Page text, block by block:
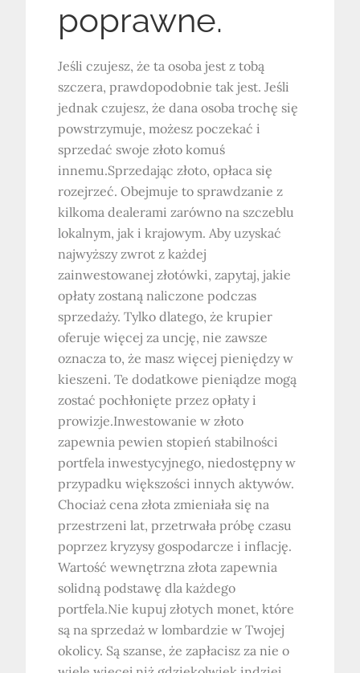
poprawne.
Jeśli czujesz, że ta osoba jest z tobą
szczera, prawdopodobnie tak jest. Jeśli
jednak czujesz, że dana osoba trochę się
powstrzymuje, możesz poczekać i
sprzedać swoje złoto komuś
innemu.Sprzedając złoto, opłaca się
rozejrzeć. Obejmuje to sprawdzanie z
kilkoma dealerami zarówno na szczeblu
lokalnym, jak i krajowym. Aby uzyskać
najwyższy zwrot z każdej
zainwestowanej złotówki, zapytaj, jakie
opłaty zostaną naliczone podczas
sprzedaży. Tylko dlatego, że krupier
oferuje więcej za uncję, nie zawsze
oznacza to, że masz więcej pieniędzy w
kieszeni. Te dodatkowe pieniądze mogą
zostać pochłonięte przez opłaty i
prowizje.Inwestowanie w złoto
zapewnia pewien stopień stabilności
portfela inwestycyjnego, niedostępny w
przypadku większości innych aktywów.
Chociaż cena złota zmieniała się na
przestrzeni lat, przetrwała próbę czasu
poprzez kryzysy gospodarcze i inflację.
Wartość wewnętrzna złota zapewnia
solidną podstawę dla każdego
portfela.Nie kupuj złotych monet, które
są na sprzedaż w lombardzie w Twojej
okolicy. Są szanse, że zapłacisz za nie o